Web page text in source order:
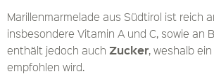
Marillenmarmelade aus Südtirol ist reich
insbesondere Vitamin A und C, sowie an
enthält jedoch auch Zucker, weshalb
empfohlen wird.